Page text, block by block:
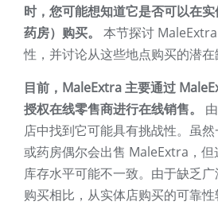
时，您可能想知道它是否可以在
药房）购买。
本节探讨
性，并讨论从这些地点购买的潜在
目前，MaleExtra 主要通过
授权在线零售商进行在线销售。
店中找到它可能具有挑战性。虽
或药房偶尔会出售 MaleExtra，但
库存水平可能不一致。由于缺乏
购买相比，从实体店购买的可靠性